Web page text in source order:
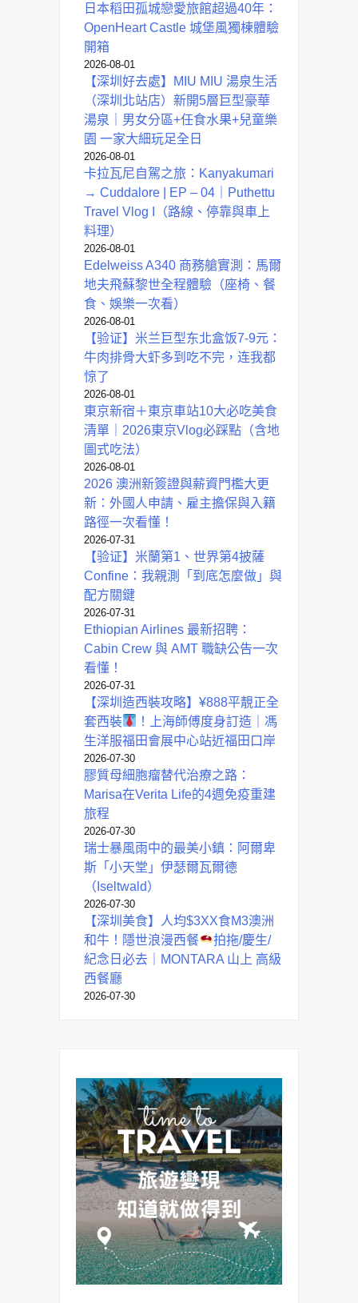
日本稻田孤城戀愛旅館超過40年：
OpenHeart Castle 城堡風獨棟體驗
開箱
2026-08-01
【深圳好去處】MIU MIU 湯泉生活
（深圳北站店）新開5層巨型豪華
湯泉｜男女分區+任食水果+兒童樂
園 一家大細玩足全日
2026-08-01
卡拉瓦尼自駕之旅：Kanyakumari
→ Cuddalore | EP – 04｜Puthettu
Travel Vlog I（路線、停靠與車上
料理）
2026-08-01
Edelweiss A340 商務艙實測：馬爾
地夫飛蘇黎世全程體驗（座椅、餐
食、娛樂一次看）
2026-08-01
【验证】米兰巨型东北盒饭7-9元：
牛肉排骨大虾多到吃不完，连我都
惊了
2026-08-01
東京新宿＋東京車站10大必吃美食
清單｜2026東京Vlog必踩點（含地
圖式吃法）
2026-08-01
2026 澳洲新簽證與薪資門檻大更
新：外國人申請、雇主擔保與入籍
路徑一次看懂！
2026-07-31
【验证】米蘭第1、世界第4披薩
Confine：我親測「到底怎麼做」與
配方關鍵
2026-07-31
Ethiopian Airlines 最新招聘：
Cabin Crew 與 AMT 職缺公告一次
看懂！
2026-07-31
【深圳造西裝攻略】¥888平靚正全
套西裝
！上海師傅度身訂造｜馮
生洋服福田會展中心站近福田口岸
2026-07-30
膠質母細胞瘤替代治療之路：
Marisa在Verita Life的4週免疫重建
旅程
2026-07-30
瑞士暴風雨中的最美小鎮：阿爾卑
斯「小天堂」伊瑟爾瓦爾德
（Iseltwald）
2026-07-30
【深圳美食】人均$3XX食M3澳洲
和牛！隱世浪漫西餐
拍拖/慶生/
紀念日必去｜MONTARA 山上 高級
西餐廳
2026-07-30